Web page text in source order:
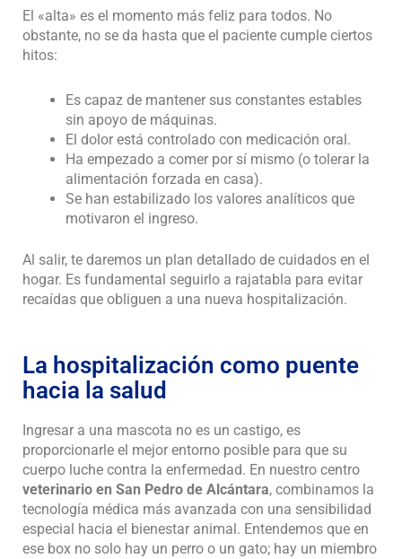
El «alta» es el momento más feliz para todos. No
obstante, no se da hasta que el paciente cumple ciertos
hitos:
Es capaz de mantener sus constantes estables
sin apoyo de máquinas.
El dolor está controlado con medicación oral.
Ha empezado a comer por sí mismo (o tolerar la
alimentación forzada en casa).
Se han estabilizado los valores analíticos que
motivaron el ingreso.
Al salir, te daremos un plan detallado de cuidados en el
hogar. Es fundamental seguirlo a rajatabla para evitar
recaídas que obliguen a una nueva hospitalización.
La hospitalización como puente
hacia la salud
Ingresar a una mascota no es un castigo, es
proporcionarle el mejor entorno posible para que su
cuerpo luche contra la enfermedad. En nuestro centro
veterinario en San Pedro de Alcántara, combinamos la
tecnología médica más avanzada con una sensibilidad
especial hacia el bienestar animal. Entendemos que en
ese box no solo hay un perro o un gato; hay un miembro